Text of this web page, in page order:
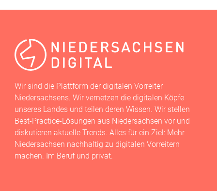
Wir sind die Plattform der digitalen Vorreiter
Niedersachsens. Wir vernetzen die digitalen Köpfe
unseres Landes und teilen deren Wissen. Wir stellen
Best-Practice-Lösungen aus Niedersachsen vor und
diskutieren aktuelle Trends. Alles für ein Ziel: Mehr
Niedersachsen nachhaltig zu digitalen Vorreitern
machen. Im Beruf und privat.